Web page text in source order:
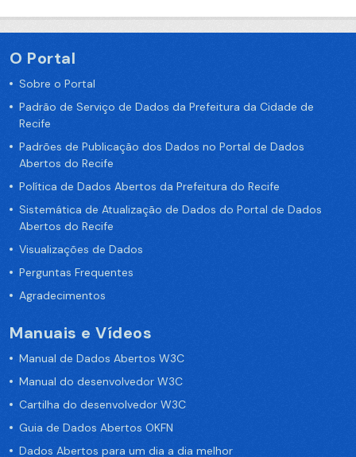
O Portal
Sobre o Portal
Padrão de Serviço de Dados da Prefeitura da Cidade de
Recife
Padrões de Publicação dos Dados no Portal de Dados
Abertos do Recife
Política de Dados Abertos da Prefeitura do Recife
Sistemática de Atualização de Dados do Portal de Dados
Abertos do Recife
Visualizações de Dados
Perguntas Frequentes
Agradecimentos
Manuais e Vídeos
Manual de Dados Abertos W3C
Manual do desenvolvedor W3C
Cartilha do desenvolvedor W3C
Guia de Dados Abertos OKFN
Dados Abertos para um dia a dia melhor